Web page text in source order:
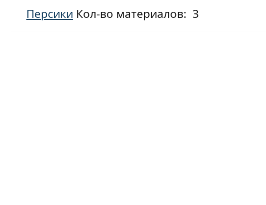
Персики Кол-во материалов: 3